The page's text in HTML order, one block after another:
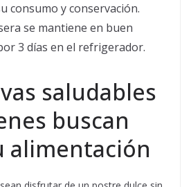
consumo y conservación.
se mantiene en buen
3 días en el refrigerador.
saludables
buscan
alimentación